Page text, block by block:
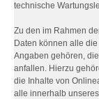
technische
Zu den im Rahmen
Daten können alle
Angaben gehören,
anfallen. Hierzu
die Inhalte von
alle innerhalb